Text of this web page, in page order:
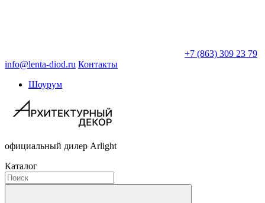
+7 (863) 309 23 79
info@lenta-diod.ru Контакты
Шоурум
официальный дилер Arlight
Каталог